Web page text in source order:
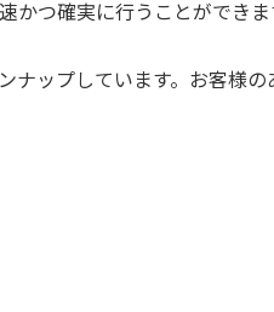
つ確実に行うことができま
ナップしています。お客様